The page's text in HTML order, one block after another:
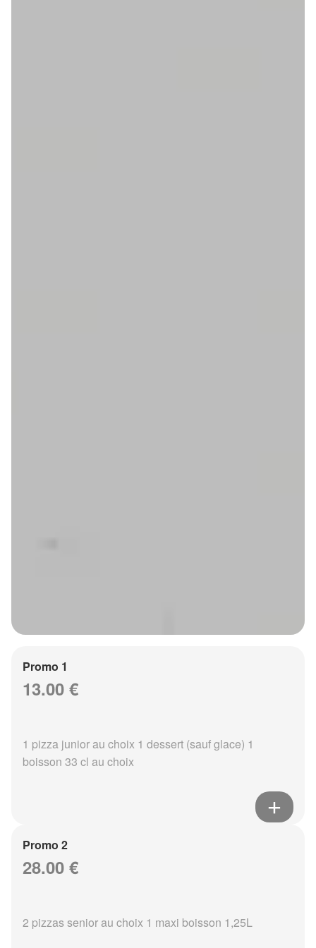
Promo 1
13.00 €
1 pizza junior au choix 1 dessert (sauf glace) 1
boisson 33 cl au choix
Promo 2
28.00 €
2 pizzas senior au choix 1 maxi boisson 1,25L